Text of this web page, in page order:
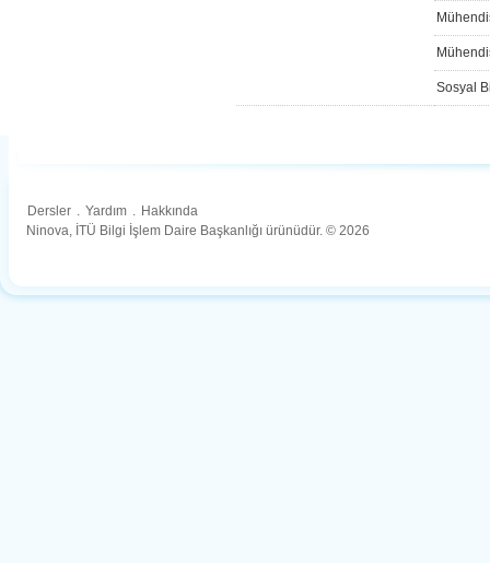
Sosyal
Dersler . Yardım . Hakkında
Ninova, İTÜ Bilgi İşlem Daire Başkanlığı ürünüdür. © 2026